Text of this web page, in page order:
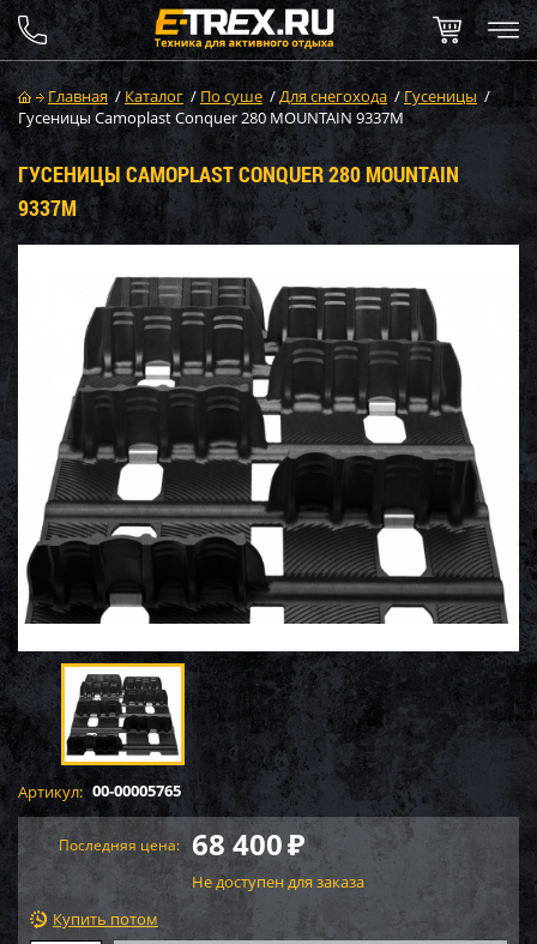
Главная / Каталог / По суше /Для снегохода /Гусеницы /
Гусеницы Camoplast Conquer 280 MOUNTAIN 9337M
ГУСЕНИЦЫ CAMOPLAST CONQUER 280 MOUNTAIN
9337M
Артикул: 00-00005765
Последняя цена: 68 400₽
Не доступен для заказа
Купить потом